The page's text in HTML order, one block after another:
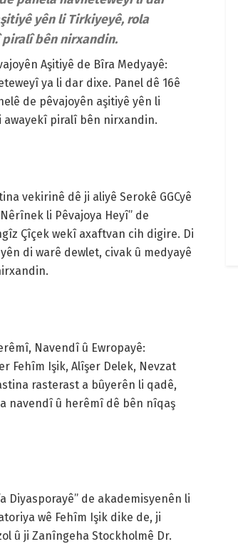
yên li Tirkiyeyê, rola
bên nirxandin.
Aşitiyê de Bîra Medyayê:
ya li dar dixe. Panel dê 16ê
de pêvajoyên aşitiyê yên li
awayekî piralî bên nirxandin.
vekirinê dê ji aliyê Serokê GGCyê
li Pêvajoya Heyî” de
Çîçek wekî axaftvan cih digire. Di
di warê dewlet, civak û medyayê
Navendî û Ewropayê:
Fehîm Işik, Alîşer Delek, Nevzat
rasterast a bûyerên li qadê,
navendî û herêmî dê bên nîqaş
Diyasporayê” de akademisyenên li
wê Fehîm Işik dike de, ji
û ji Zanîngeha Stockholmê Dr.